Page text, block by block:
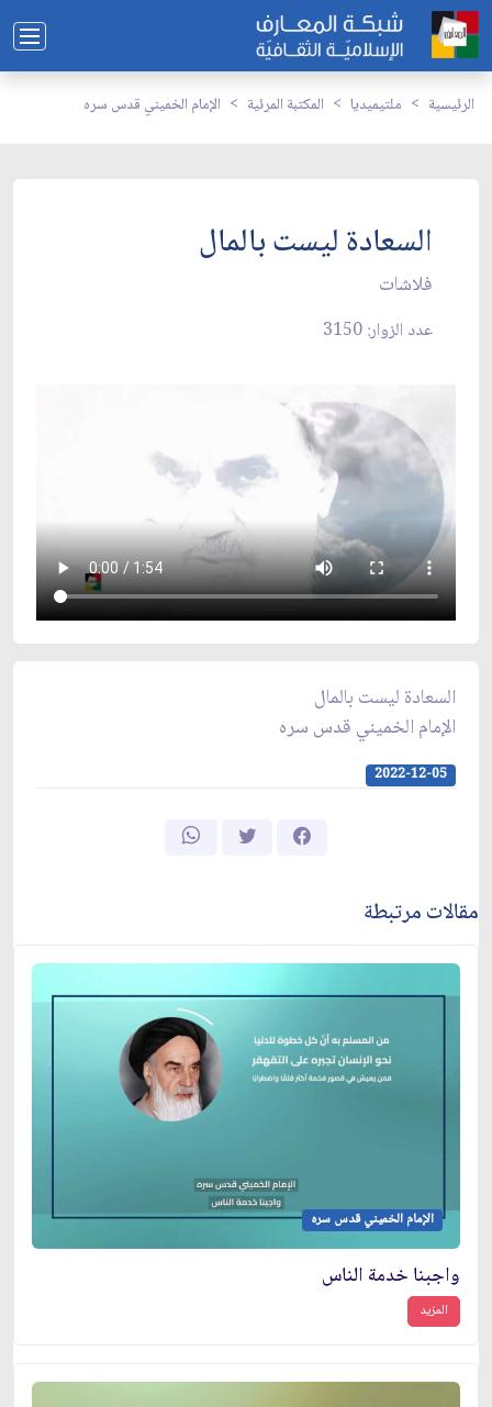
الرئيسية ملتيميديا المكتبة المرئية الإمام الخميني قدس سره
السعادة ليست بالمال
فلاشات
عدد الزوار: 3150
السعادة ليست بالمال
الإمام الخميني قدس سره
2022-12-05
مقالات مرتبطة
الإمام الخميني قدس سره
واجبنا خدمة الناس
المزيد